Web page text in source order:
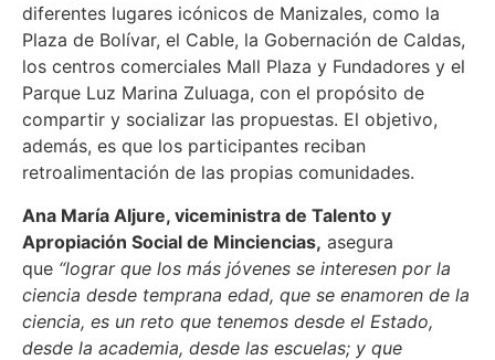
diferentes lugares icónicos de Manizales, como la
Plaza de Bolívar, el Cable, la Gobernación de Caldas,
los centros comerciales Mall Plaza y Fundadores y el
Parque Luz Marina Zuluaga, con el propósito de
compartir y socializar las propuestas. El objetivo,
además, es que los participantes reciban
retroalimentación de las propias comunidades.
Ana María Aljure, viceministra de Talento y
Apropiación Social de Minciencias, asegura
que “lograr que los más jóvenes se interesen por la
ciencia desde temprana edad, que se enamoren de la
ciencia, es un reto que tenemos desde el Estado,
desde la academia, desde las escuelas; y que